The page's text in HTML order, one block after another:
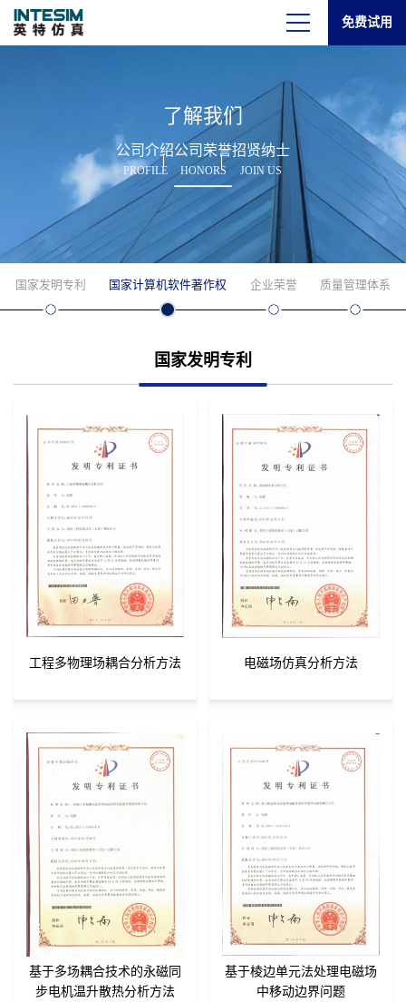
免费试用
了解我们
公司介绍
PROFILE
公司荣誉
HONORS
招贤纳士
JOIN US
国家发明专利 国家计算机软件著作权 企业荣誉 质量管理体系
国家发明专利
工程多物理场耦合分析方法 电磁场仿真分析方法
基于多场耦合技术的永磁同
步电机温升散热分析方法
基于棱边单元法处理电磁场
中移动边界问题